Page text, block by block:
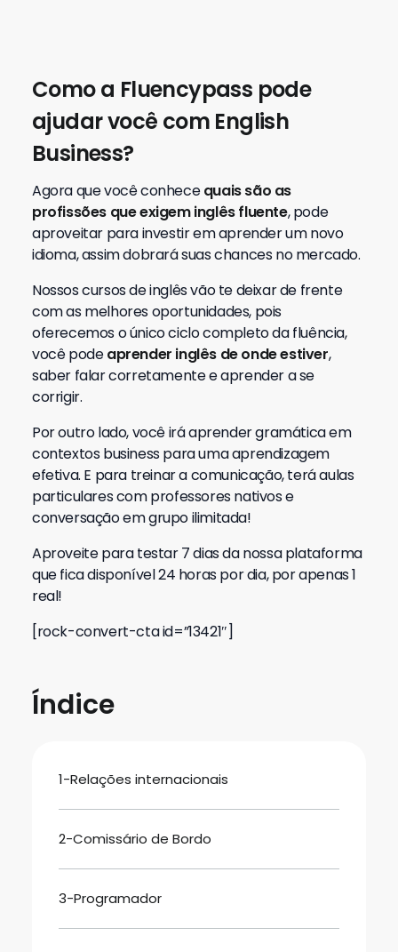
Como a Fluencypass pode
ajudar você com English
Business?
Agora que você conhecequais são as
profissões que exigem inglês fluente, pode
aproveitar para investir em aprender um novo
idioma, assim dobrará suas chances no mercado.
Nossos cursos de inglês vão te deixar de frente
com as melhores oportunidades, pois
oferecemos o único ciclo completo da fluência,
você podeaprender inglês de onde estiver,
saber falar corretamente e aprender a se
corrigir.
Por outro lado, você irá aprender gramática em
contextos business para uma aprendizagem
efetiva. E para treinar a comunicação, terá aulas
particulares com professores nativos e
conversação em grupo ilimitada!
Aproveite para testar 7 dias da nossa plataforma
que fica disponível 24 horas por dia, por apenas 1
real!
[rock-convert-cta id=”13421″]
Índice
1-Relações internacionais
2-Comissário de Bordo
3-Programador